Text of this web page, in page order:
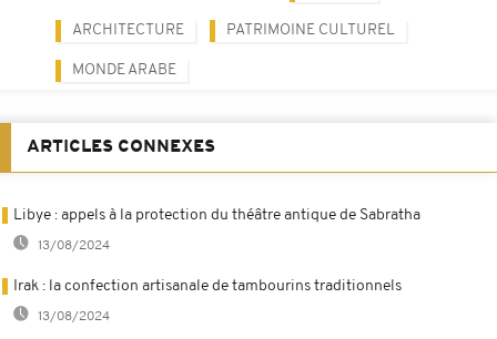
ARCHITECTURE PATRIMOINE CULTUREL
MONDE ARABE
ARTICLES CONNEXES
Libye : appels à la protection du théâtre antique de Sabratha
13/08/2024
Irak : la confection artisanale de tambourins traditionnels
13/08/2024